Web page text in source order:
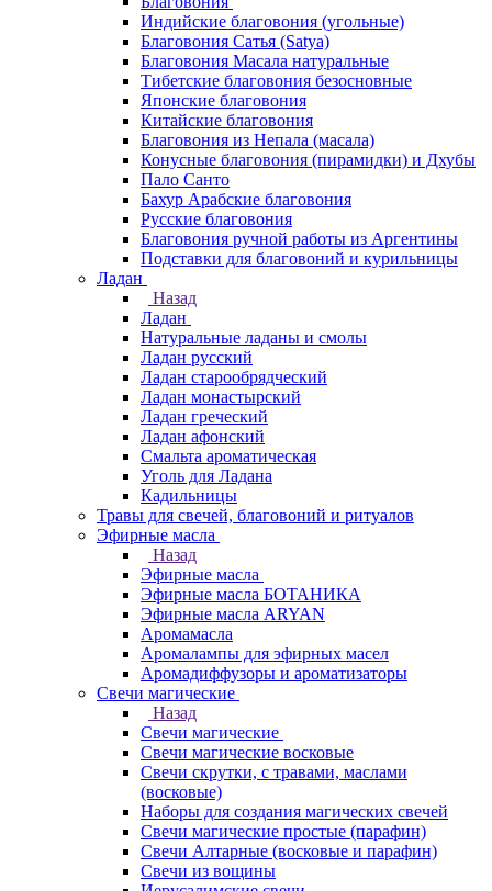
Индийские благовония (угольные)
Благовония Сатья (Satya)
Благовония Масала натуральные
Тибетские благовония безосновные
Японские благовония
Китайские благовония
Благовония из Непала (масала)
Конусные благовония (пирамидки) и Дхубы
Пало Санто
Бахур Арабские благовония
Русские благовония
Благовония ручной работы из Аргентины
Подставки для благовоний и курильницы
Ладан
Назад
Ладан
Натуральные ладаны и смолы
Ладан русский
Ладан старообрядческий
Ладан монастырский
Ладан греческий
Ладан афонский
Смальта ароматическая
Уголь для Ладана
Кадильницы
Травы для свечей, благовоний и ритуалов
Эфирные масла
Назад
Эфирные масла
Эфирные масла БОТАНИКА
Эфирные масла ARYAN
Аромамасла
Аромалампы для эфирных масел
Аромадиффузоры и ароматизаторы
Свечи магические
Назад
Свечи магические
Свечи магические восковые
Свечи скрутки, с травами, маслами
(восковые)
Наборы для создания магических свечей
Свечи магические простые (парафин)
Свечи Алтарные (восковые и парафин)
Свечи из вощины